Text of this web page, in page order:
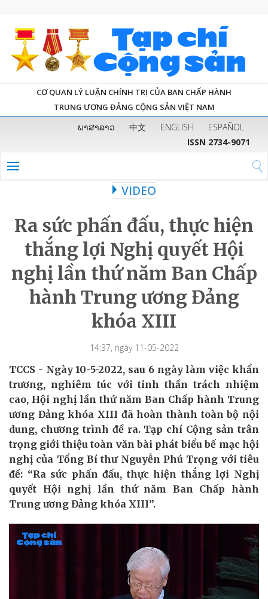
CƠ QUAN LÝ LUẬN CHÍNH TRỊ CỦA BAN CHẤP HÀNH
TRUNG ƯƠNG ĐẢNG CỘNG SẢN VIỆT NAM
ພາສາລາວ 中文 ENGLISH
ESPAÑOL
ISSN 2734-9071
VIDEO
Ra sức phấn đấu, thực hiện
thắng lợi Nghị quyết Hội
nghị lần thứ năm Ban Chấp
hành Trung ương Đảng
khóa XIII
14:37, ngày 11-05-2022
TCCS - Ngày 10-5-2022, sau 6 ngày làm việc khẩn
trương, nghiêm túc với tinh thần trách nhiệm
cao, Hội nghị lần thứ năm Ban Chấp hành Trung
ương Đảng khóa XIII đã hoàn thành toàn bộ nội
dung, chương trình đề ra. Tạp chí Cộng sản trân
trọng giới thiệu toàn văn bài phát biểu bế mạc hội
nghị của Tổng Bí thư Nguyễn Phú Trọng với tiêu
đề: “Ra sức phấn đấu, thực hiện thắng lợi Nghị
quyết Hội nghị lần thứ năm Ban Chấp hành
Trung ương Đảng khóa XIII”.